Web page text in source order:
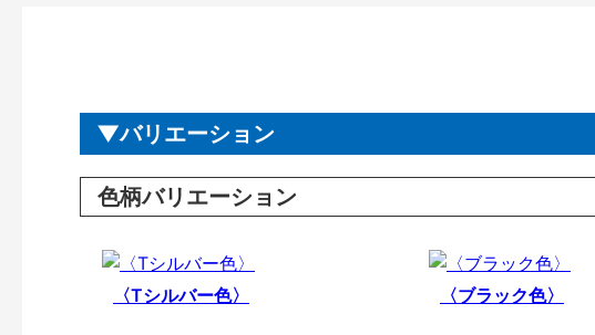
バリエーション
色柄バリエーション
〈Tシルバー色〉 〈ブラック色〉